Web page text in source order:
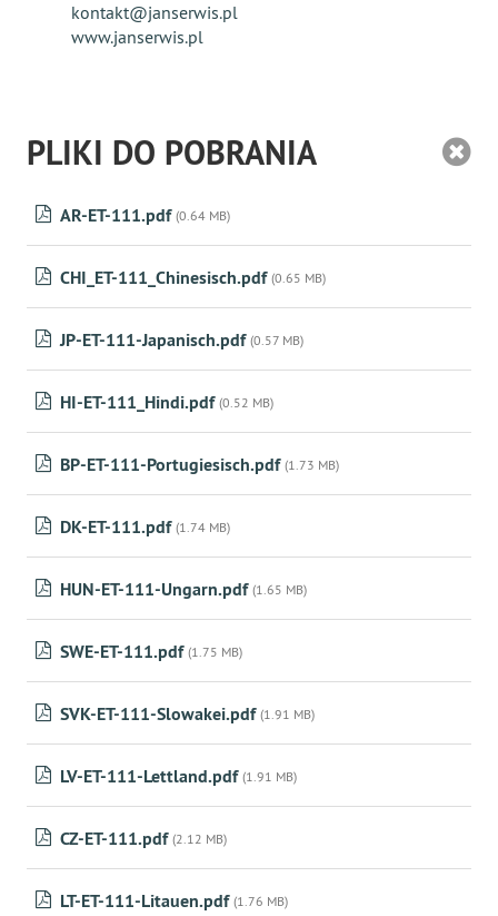
kontakt@janserwis.pl
www.janserwis.pl
PLIKI DO POBRANIA
AR-ET-111.pdf (0.64 MB)
CHI_ET-111_Chinesisch.pdf (0.65 MB)
JP-ET-111-Japanisch.pdf (0.57 MB)
HI-ET-111_Hindi.pdf (0.52 MB)
BP-ET-111-Portugiesisch.pdf (1.73 MB)
DK-ET-111.pdf (1.74 MB)
HUN-ET-111-Ungarn.pdf (1.65 MB)
SWE-ET-111.pdf (1.75 MB)
SVK-ET-111-Slowakei.pdf (1.91 MB)
LV-ET-111-Lettland.pdf (1.91 MB)
CZ-ET-111.pdf (2.12 MB)
LT-ET-111-Litauen.pdf (1.76 MB)